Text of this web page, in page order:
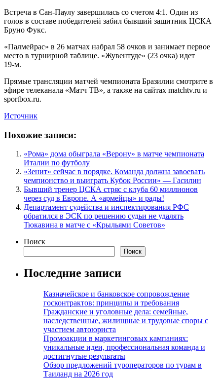
Встреча в Сан‑Паулу завершилась со счетом 4:1. Один из
голов в составе победителей забил бывший защитник ЦСКА
Бруно Фукс.
«Палмейрас» в 26 матчах набрал 58 очков и занимает первое
место в турнирной таблице. «Жувентуде» (23 очка) идет
19‑м.
Прямые трансляции матчей чемпионата Бразилии смотрите в
эфире телеканала «Матч ТВ», а также на сайтах matchtv.ru и
sportbox.ru.
Источник
Похожие записи:
«Рома» дома обыграла «Верону» в матче чемпионата
Италии по футболу
«Зенит» сейчас в порядке. Команда должна завоевать
чемпионство и выиграть Кубок России» — Гасилин
Бывший тренер ЦСКА стряс с клуба 60 миллионов
через суд в Европе. А «армейцы» и рады!
Департамент судейства и инспектирования РФС
обратился в ЭСК по решению судьи не удалять
Тюкавина в матче с «Крыльями Советов»
Поиск
Поиск
Последние записи
Казначейское и банковское сопровождение
госконтрактов: принципы и требования
Гражданские и уголовные дела: семейные,
наследственные, жилищные и трудовые споры с
участием автоюриста
Промоакции в маркетинговых кампаниях:
уникальные идеи, профессиональная команда и
достигнутые результаты
Обзор предложений туроператоров по турам в
Таиланд на 2026 год